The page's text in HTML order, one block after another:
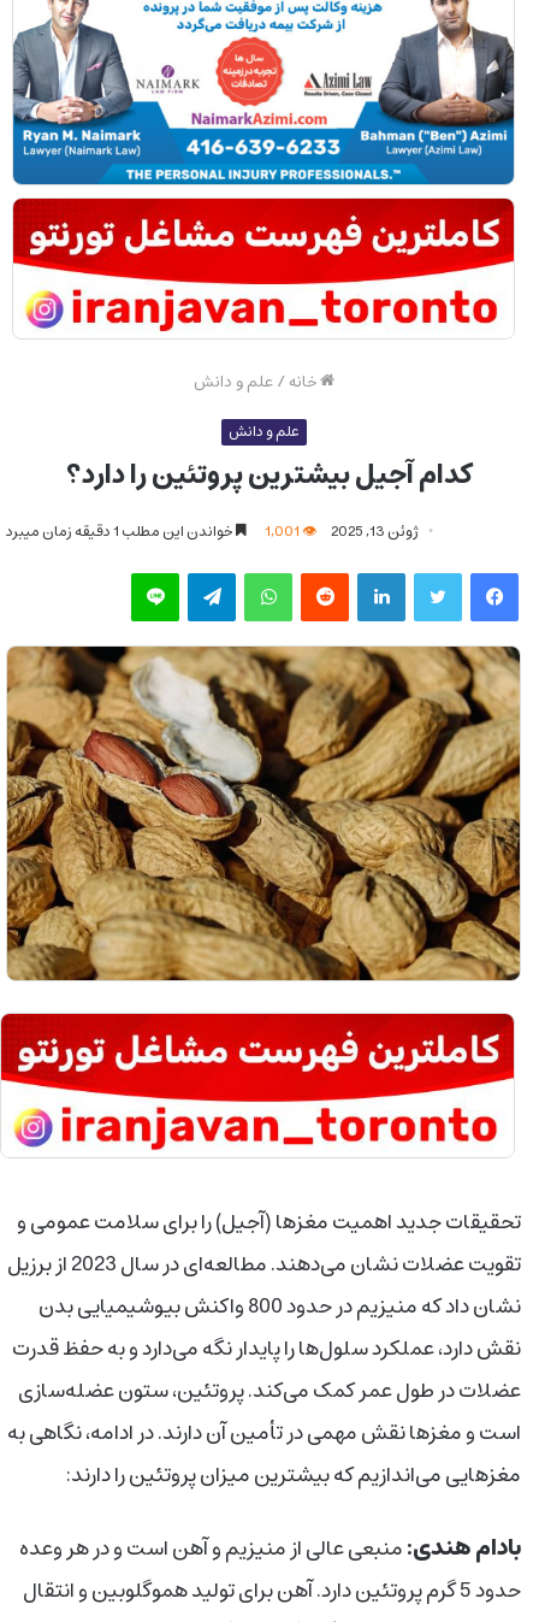
خانه/علم و دانش
علم و دانش
کدام آجیل بیشترین پروتئین را دارد؟
ژوئن 13, 2025 خواندن این مطلب 1 دقیقه زمان میبرد
فیس بوک توییتر لینکدین‫رددیت واتس آپ تلگرام لاین
تحقیقات جدید اهمیت مغزها (آجیل) را برای سلامت عمومی و
تقویت عضلات نشان می‌دهند. مطالعه‌ای در سال 2023 از برزیل
نشان داد که منیزیم در حدود 800 واکنش بیوشیمیایی بدن
نقش دارد، عملکرد سلول‌ها را پایدار نگه می‌دارد و به حفظ قدرت
عضلات در طول عمر کمک می‌کند. پروتئین، ستون عضله‌سازی
است و مغزها نقش مهمی در تأمین آن دارند. در ادامه، نگاهی به
مغزهایی می‌اندازیم که بیشترین میزان پروتئین را دارند:
بادام هندی:منبعی عالی از منیزیم و آهن است و در هر وعده
حدود 5 گرم پروتئین دارد. آهن برای تولید هموگلوبین و انتقال